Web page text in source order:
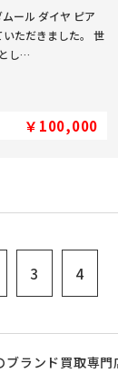
ール ダイヤ ピア
いただきました。 世
し…
￥100,000
3 4
ランド買取専